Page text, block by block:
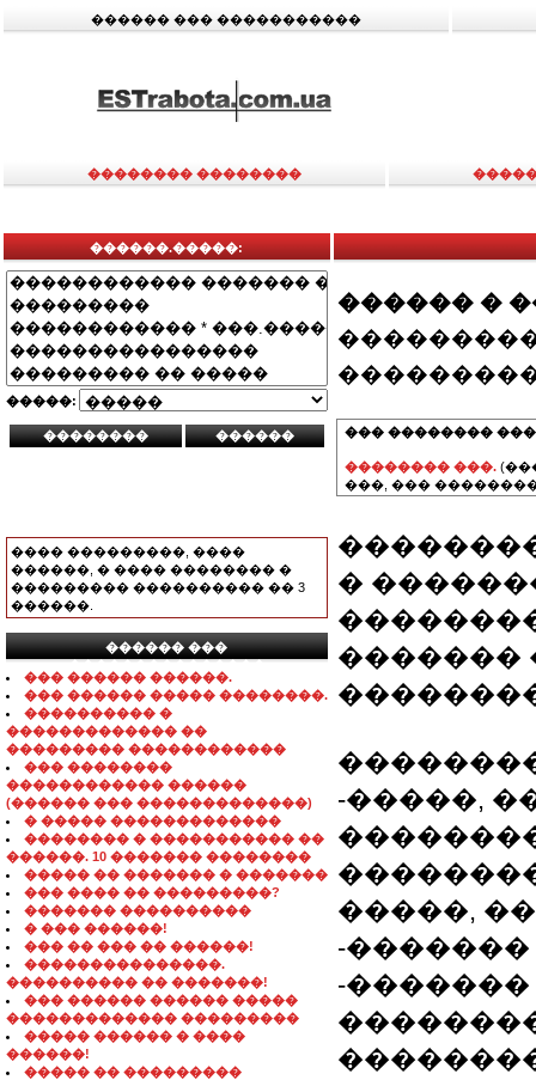
������ ��� �����������
�������� ��������
������.�����:
�����:
���� ���������, ����
������, � ���� �������� �
��������� ���������� �� 3
������.
������ ���
���������������
��� ������ ������.
��� ������ ����� ��������.
���������� �
������������� ��
��������� ������������
��� ��������
������������ ������
(������ ��� �������������)
� ����� �������������
�������� � ����������� ��
������. 10 ������� ��������
����� �� ������� � �������
��� ���� �� ���������?
������� ����������
� ��� ������!
��� �� ��� �� ������!
���������������.
���������� �� �������!
��� ������ ������ �����
������������� ���������
����� ������ � ����
������!
����� �� ���������
������ �
��� ��������
�������� ���.
���, ���
�
�������
-�����,
�����,
-
-